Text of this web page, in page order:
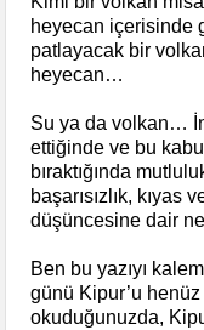
heyecan içerisinde
patlayacak bir
heyecan…
Su ya da volkan…
ettiğinde ve bu
bıraktığında
başarısızlık,
düşüncesine dair
Ben bu yazıyı
günü Kipur’u
okuduğunuzda,